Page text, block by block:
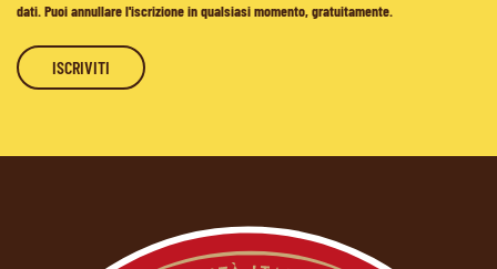
dati. Puoi annullare l'iscrizione in qualsiasi momento, gratuitamente.